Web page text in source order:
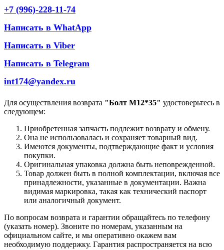
+7 (996)-228-11-74
Написать в WhatApp
Написать в Viber
Написать в Telegram
int174@yandex.ru
Для осуществления возврата "Болт М12*35" удостоверьтесь в
следующем:
Приобретенная запчасть подлежит возврату и обмену.
Она не использовалась и сохраняет товарный вид.
Имеются документы, подтверждающие факт и условия
покупки.
Оригинальная упаковка должна быть неповрежденной.
Товар должен быть в полной комплектации, включая все
принадлежности, указанные в документации. Важна
видимая маркировка, такая как технический паспорт
или аналогичный документ.
По вопросам возврата и гарантии обращайтесь по телефону
(указать номер). Звоните по номерам, указанным на
официальном сайте, и мы оперативно окажем вам
необходимую поддержку. Гарантия распространяется на всю